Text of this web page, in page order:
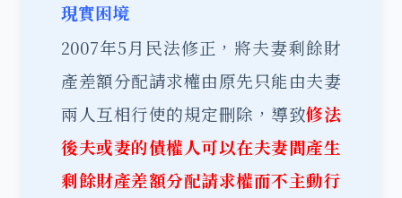
現實困境
2007年5月民法修正，將夫妻剩餘財
產差額分配請求權由原先只能由夫妻
兩人互相行使的規定刪除，導致修法
後夫或妻的債權人可以在夫妻間產生
剩餘財產差額分配請求權而不主動行